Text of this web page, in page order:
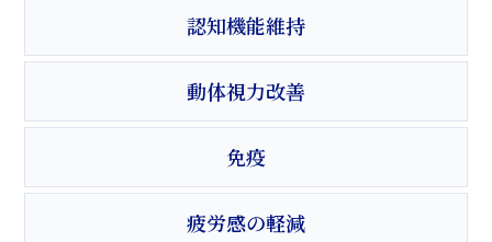
認知機能維持
動体視力改善
免疫
疲労感の軽減